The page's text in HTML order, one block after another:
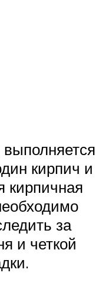
кирпич и
кирпичная
за
и четкой